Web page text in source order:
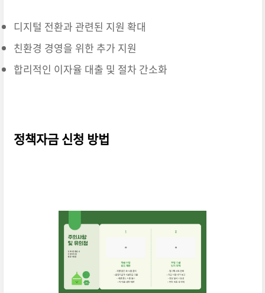
디지털 전환과 관련된 지원 확대
친환경 경영을 위한 추가 지원
합리적인 이자율 대출 및 절차 간소화
정책자금 신청 방법